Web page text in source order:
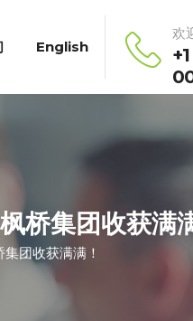
English
欢
桥集团收获满
团收获满满！